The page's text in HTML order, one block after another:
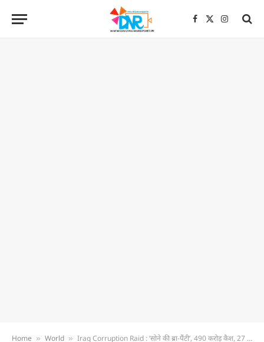
Facebook
X
Home » World » Iraq Corruption Raid : ‘सोने की ब्रा-पैंटी’, 490 करोड़ कैश, 27 किलो सोना… महिला सांसद के घर मिला इतना सामान